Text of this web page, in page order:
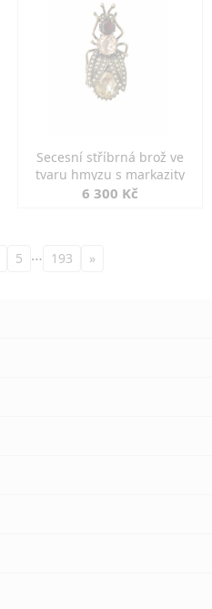
Secesní stříbrná brož ve
tvaru hmyzu s markazity
6 300 Kč
5 … 193 »